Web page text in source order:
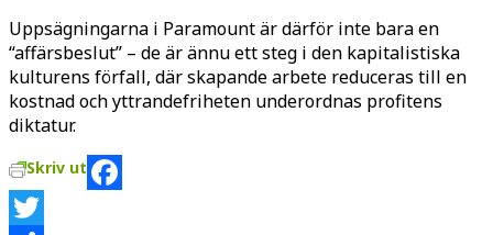
Uppsägningarna i Paramount är därför inte bara en
“affärsbeslut” – de är ännu ett steg i den kapitalistiska
kulturens förfall, där skapande arbete reduceras till en
kostnad och yttrandefriheten underordnas profitens
diktatur.
Skriv ut
Facebook